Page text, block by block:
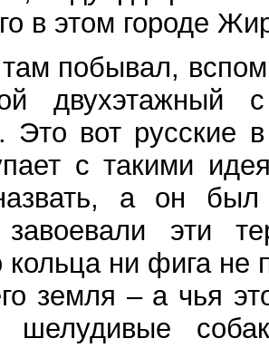
в этом городе
побывал,
двухэтажный с
Это вот русские
с такими
а он был
завоевали эти
кольца ни фига не
земля – а чья
шелудивые